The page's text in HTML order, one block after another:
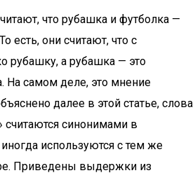
что рубашка и футболка —
есть, они считают, что с
рубашку, а рубашка — это
На самом деле, это мнение
далее в этой статье, слова
считаются синонимами в
используются с тем же
Приведены выдержки из